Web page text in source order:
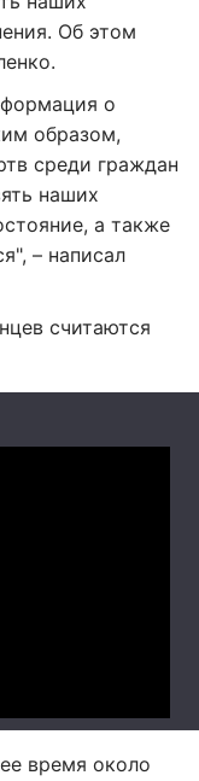
Об этом
о
образом,
среди граждан
наших
а также
– написал
считаются
время около